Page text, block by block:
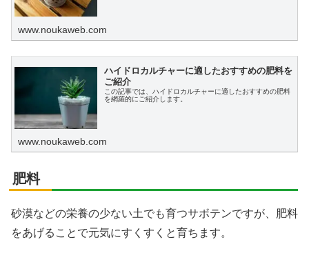
www.noukaweb.com
ハイドロカルチャーに適したおすすめの肥料を
ご紹介
この記事では、ハイドロカルチャーに適したおすすめの肥料
を網羅的にご紹介します。
www.noukaweb.com
肥料
砂漠などの栄養の少ない土でも育つサボテンですが、肥料
をあげることで元気にすくすくと育ちます。